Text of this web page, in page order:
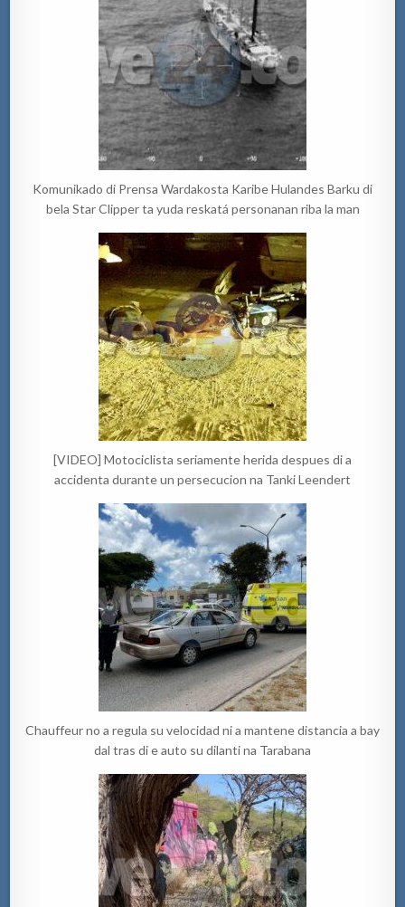
Komunikado di Prensa Wardakosta Karibe Hulandes Barku di
bela Star Clipper ta yuda reskatá personanan riba la man
[VIDEO] Motociclista seriamente herida despues di a
accidenta durante un persecucion na Tanki Leendert
Chauffeur no a regula su velocidad ni a mantene distancia a bay
dal tras di e auto su dilanti na Tarabana